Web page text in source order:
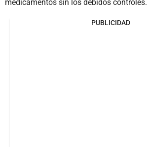
medicamentos sin los debidos controles.
PUBLICIDAD